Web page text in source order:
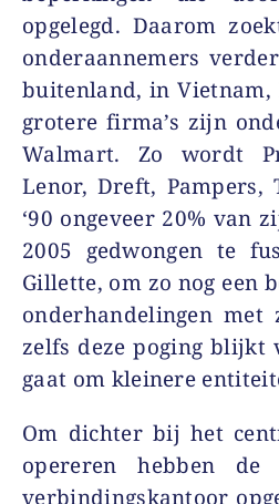
opgelegd. Daarom
onderaannemers
buitenland, in Vietnam,
grotere firma’s zijn
Walmart. Zo wordt
Lenor, Dreft,
‘90 ongeveer 20%
2005 gedwongen te
Gillette, om zo nog een
onderhandelingen
zelfs deze poging blijkt
gaat om kleinere
Om dichter bij het
opereren hebben de
verbindingskantoor